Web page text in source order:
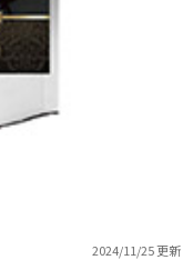
2024/11/25 更新